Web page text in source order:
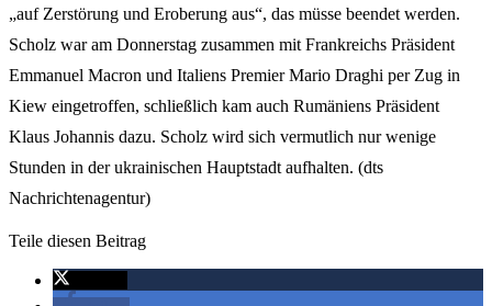
„auf Zerstörung und Eroberung aus“, das müsse beendet werden.
Scholz war am Donnerstag zusammen mit Frankreichs Präsident
Emmanuel Macron und Italiens Premier Mario Draghi per Zug in
Kiew eingetroffen, schließlich kam auch Rumäniens Präsident
Klaus Johannis dazu. Scholz wird sich vermutlich nur wenige
Stunden in der ukrainischen Hauptstadt aufhalten. (dts
Nachrichtenagentur)
Teile diesen Beitrag